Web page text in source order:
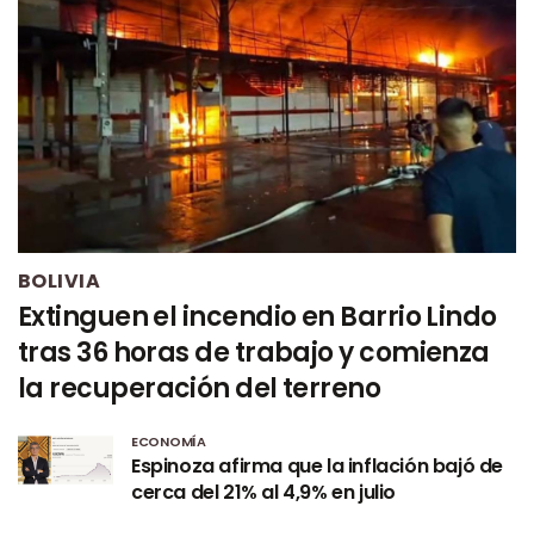
BOLIVIA
Extinguen el incendio en Barrio Lindo
tras 36 horas de trabajo y comienza
la recuperación del terreno
ECONOMÍA
Espinoza afirma que la inflación bajó de
cerca del 21% al 4,9% en julio